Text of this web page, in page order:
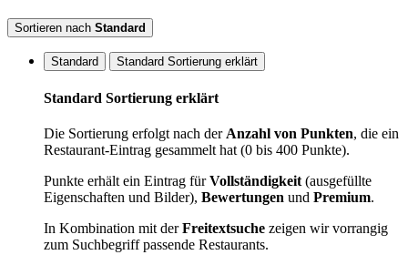
Sortieren nach Standard
Standard Standard Sortierung erklärt
Standard Sortierung erklärt
Die Sortierung erfolgt nach derAnzahl von Punkten, die ein
Restaurant-Eintrag gesammelt hat (0 bis 400 Punkte).
Punkte erhält ein Eintrag fürVollständigkeit(ausgefüllte
Eigenschaften und Bilder), Bewertungen und Premium.
In Kombination mit derFreitextsuche zeigen wir vorrangig
zum Suchbegriff passende Restaurants.